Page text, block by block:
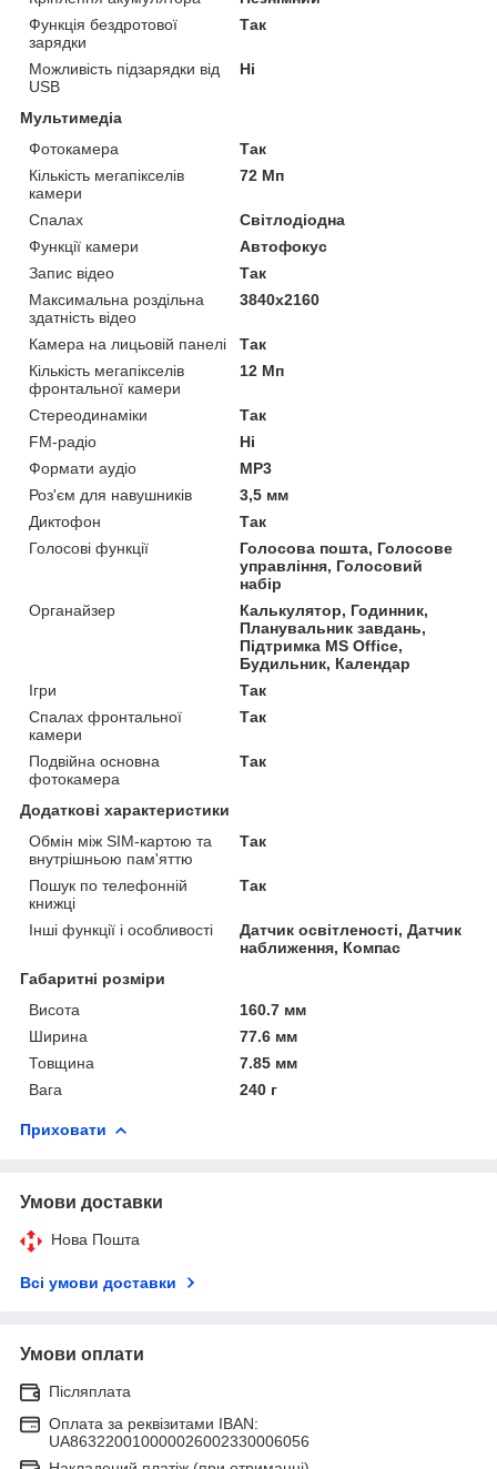
Функція бездротової
зарядки
Так
Можливість підзарядки від
USB
Ні
Мультимедіа
Фотокамера
Так
Кількість мегапікселів
камери
72 Мп
Спалах
Світлодіодна
Функції камери
Автофокус
Запис відео
Так
Максимальна роздільна
здатність відео
3840x2160
Камера на лицьовій панелі
Так
Кількість мегапікселів
фронтальної камери
12 Мп
Стереодинаміки
Так
FM-радіо
Ні
Формати аудіо
MP3
Роз'єм для навушників
3,5 мм
Диктофон
Так
Голосові функції
Голосова пошта, Голосове
управління, Голосовий
набір
Органайзер
Калькулятор, Годинник,
Планувальник завдань,
Підтримка MS Office,
Будильник, Календар
Ігри
Так
Спалах фронтальної
камери
Так
Подвійна основна
фотокамера
Так
Додаткові характеристики
Обмін між SIM-картою та
внутрішньою пам'яттю
Так
Пошук по телефонній
книжці
Так
Інші функції і особливості
Датчик освітленості, Датчик
наближення, Компас
Габаритні розміри
Висота
160.7 мм
Ширина
77.6 мм
Товщина
7.85 мм
Вага
240 г
Приховати
Умови доставки
Нова Пошта
Всі умови доставки
Умови оплати
Післяплата
Оплата за реквізитами IBAN:
UA863220010000026002330006056